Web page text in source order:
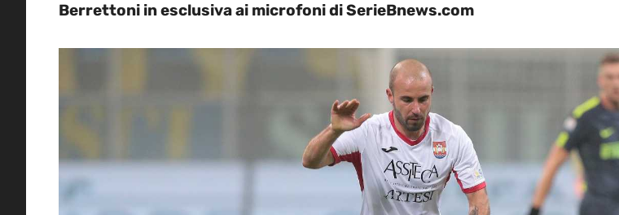
Berrettoni in esclusiva ai microfoni di SerieBnews.com